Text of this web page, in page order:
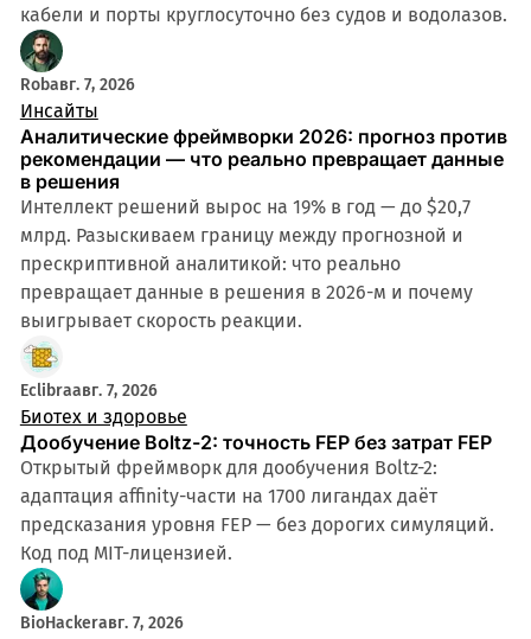
кабели и порты круглосуточно без судов и водолазов.
Robавг. 7, 2026
Инсайты
Аналитические фреймворки 2026: прогноз против
рекомендации — что реально превращает данные
в решения
Интеллект решений вырос на 19% в год — до $20,7
млрд. Разыскиваем границу между прогнозной и
прескриптивной аналитикой: что реально
превращает данные в решения в 2026-м и почему
выигрывает скорость реакции.
Eclibraавг. 7, 2026
Биотех и здоровье
Дообучение Boltz-2: точность FEP без затрат FEP
Открытый фреймворк для дообучения Boltz-2:
адаптация affinity-части на 1700 лигандах даёт
предсказания уровня FEP — без дорогих симуляций.
Код под MIT-лицензией.
BioHackerавг. 7, 2026